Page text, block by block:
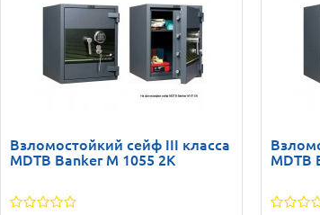
Взломостойкий сейф III класса
MDTB Banker M 1055 2K
MDTB